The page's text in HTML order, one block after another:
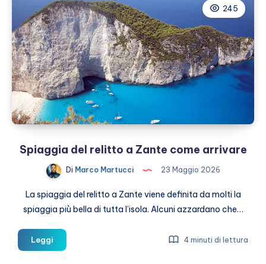
245
Spiaggia del relitto a Zante come arrivare
Di Marco Martucci 23 Maggio 2026
La spiaggia del relitto a Zante viene definita da molti la
spiaggia più bella di tutta l’isola. Alcuni azzardano che…
Leggi
del
4 minuti di lettura